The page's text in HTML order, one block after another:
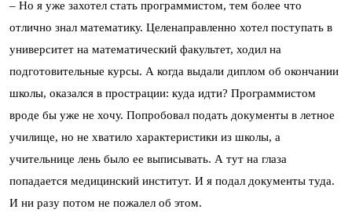
– Но я уже захотел стать программистом, тем более что
отлично знал математику. Целенаправленно хотел поступать в
университет на математический факультет, ходил на
подготовительные курсы. А когда выдали диплом об окончании
школы, оказался в прострации: куда идти? Программистом
вроде бы уже не хочу. Попробовал подать документы в летное
училище, но не хватило характеристики из школы, а
учительнице лень было ее выписывать. А тут на глаза
попадается медицинский институт. И я подал документы туда.
И ни разу потом не пожалел об этом.